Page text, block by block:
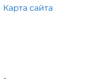
Карта сайта